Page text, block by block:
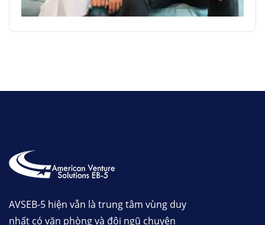
AVSEB-5 hiện vẫn là trung tâm vùng duy
nhất có văn phòng và đội ngũ chuyên